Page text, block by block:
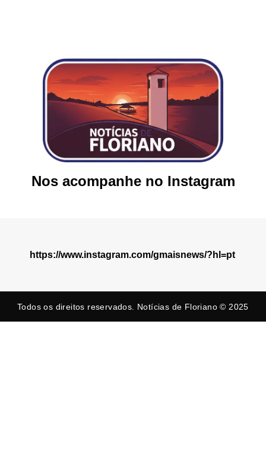
Nos acompanhe no Instagram
https://www.instagram.com/gmaisnews/?hl=pt
Todos os direitos reservados. Notícias de Floriano © 2025